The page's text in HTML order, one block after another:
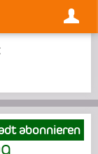
abonnieren